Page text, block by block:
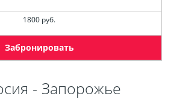
1800 руб.
Забронировать
- Запорожье